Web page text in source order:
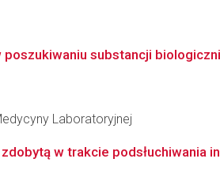
substancji
Laboratoryjnej
w trakcie podsłuchiwania